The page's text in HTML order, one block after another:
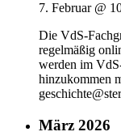
7. Februar @
Die VdS-
regelmäßig
werden im
hinzukommen
März 2026